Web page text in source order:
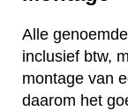
Alle
inclusief btw,
montage van
daarom het